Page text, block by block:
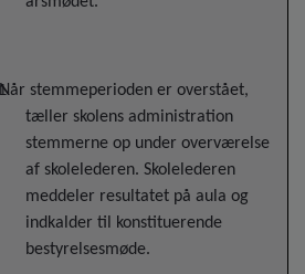
Når stemmeperioden er overstået,
tæller skolens administration
stemmerne op under overværelse
af skolelederen. Skolelederen
meddeler resultatet på aula og
indkalder til konstituerende
bestyrelsesmøde.